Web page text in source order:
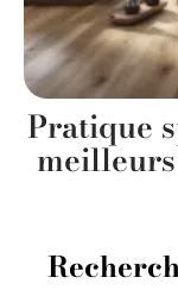
Pratique